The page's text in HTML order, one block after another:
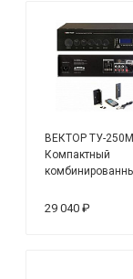
ВЕКТОР ТУ-250М
Компактный
29 040 ₽